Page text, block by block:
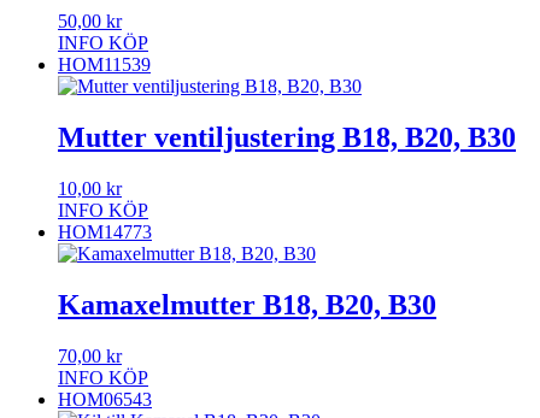
50,00 kr
INFO KÖP
HOM11539
Mutter ventiljustering B18, B20, B30
10,00 kr
INFO KÖP
HOM14773
Kamaxelmutter B18, B20, B30
70,00 kr
INFO KÖP
HOM06543